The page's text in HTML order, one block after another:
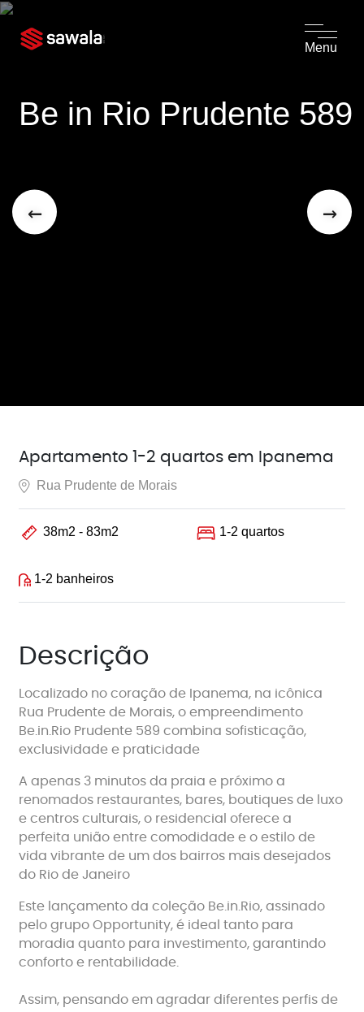
Menu
← →
Be in Rio Prudente 589
Apartamento 1-2 quartos em Ipanema
Rua Prudente de Morais
38m2 - 83m2 1-2 quartos
1-2 banheiros
Descrição
Localizado no coração de Ipanema, na icônica
Rua Prudente de Morais, o empreendimento
Be.in.Rio Prudente 589 combina sofisticação,
exclusividade e praticidade
A apenas 3 minutos da praia e próximo a
renomados restaurantes, bares, boutiques de luxo
e centros culturais, o residencial oferece a
perfeita união entre comodidade e o estilo de
vida vibrante de um dos bairros mais desejados
do Rio de Janeiro
Este lançamento da coleção Be.in.Rio, assinado
pelo grupo Opportunity, é ideal tanto para
moradia quanto para investimento, garantindo
conforto e rentabilidade.
Assim, pensando em agradar diferentes perfis de